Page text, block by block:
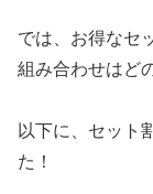
では、お得なセ
組み合わせはど
以下に、セット
た！